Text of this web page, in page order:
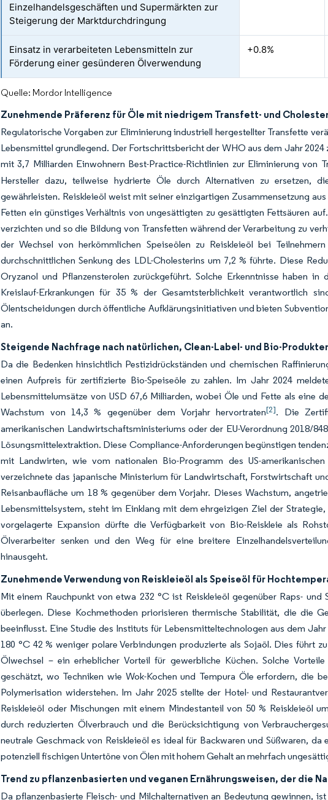
Einzelhandelsgeschäften und Supermärkten zur
Steigerung der Marktdurchdringung
Einsatz in verarbeiteten Lebensmitteln zur
Förderung einer gesünderen Ölverwendung
+0.8%
Quelle: Mordor Intelligence
Zunehmende Präferenz für Öle mit niedrigem Transfett- und
Regulatorische Vorgaben zur Eliminierung industriell hergestellter Transfette
Lebensmittel grundlegend. Der Fortschrittsbericht der WHO aus dem Jahr
mit 3,7 Milliarden Einwohnern Best-Practice-Richtlinien zur Eliminierung von
Hersteller dazu, teilweise hydrierte Öle durch Alternativen zu ersetzen,
gewährleisten. Reiskleieöl weist mit seiner einzigartigen Zusammensetzung
Fetten ein günstiges Verhältnis von ungesättigten zu gesättigten Fettsäuren
verzichten und so die Bildung von Transfetten während der Verarbeitung zu
der Wechsel von herkömmlichen Speiseölen zu Reiskleieöl bei
durchschnittlichen Senkung des LDL-Cholesterins um 7,2 % führte. Diese
Oryzanol und Pflanzensterolen zurückgeführt. Solche Erkenntnisse haben
Kreislauf-Erkrankungen für 35 % der Gesamtsterblichkeit verantwortlich
Ölentscheidungen durch öffentliche Aufklärungsinitiativen und bieten
an.
Steigende Nachfrage nach natürlichen, Clean-Label- und Bio-
Da die Bedenken hinsichtlich Pestizidrückständen und chemischen
einen Aufpreis für zertifizierte Bio-Speiseöle zu zahlen. Im Jahr 2024
Lebensmittelumsätze von USD 67,6 Milliarden, wobei Öle und Fette als eine
Wachstum von 14,3 % gegenüber dem Vorjahr hervortraten[2]. Die
amerikanischen Landwirtschaftsministeriums oder der EU-Verordnung 2018/
Lösungsmittelextraktion. Diese Compliance-Anforderungen begünstigen
mit Landwirten, wie vom nationalen Bio-Programm des US-
verzeichnete das japanische Ministerium für Landwirtschaft, Forstwirtschaft
Reisanbaufläche um 18 % gegenüber dem Vorjahr. Dieses Wachstum,
Lebensmittelsystem, steht im Einklang mit dem ehrgeizigen Ziel der
vorgelagerte Expansion dürfte die Verfügbarkeit von Bio-Reiskleie als
Ölverarbeiter senken und den Weg für eine breitere
hinausgeht.
Zunehmende Verwendung von Reiskleieöl als Speiseöl für
Mit einem Rauchpunkt von etwa 232 °C ist Reiskleieöl gegenüber Raps- und
überlegen. Diese Kochmethoden priorisieren thermische Stabilität, die die
beeinflusst. Eine Studie des Instituts für Lebensmitteltechnologen aus dem
180 °C 42 % weniger polare Verbindungen produzierte als Sojaöl. Dies führt
Ölwechsel – ein erheblicher Vorteil für gewerbliche Küchen. Solche
geschätzt, wo Techniken wie Wok-Kochen und Tempura Öle erfordern, die
Polymerisation widerstehen. Im Jahr 2025 stellte der Hotel- und
Reiskleieöl oder Mischungen mit einem Mindestanteil von 50 % Reiskleieöl
durch reduzierten Ölverbrauch und die Berücksichtigung von
neutrale Geschmack von Reiskleieöl es ideal für Backwaren und Süßwaren,
potenziell fischigen Untertöne von Ölen mit hohem Gehalt an mehrfach
Trend zu pflanzenbasierten und veganen Ernährungsweisen, der die
Da pflanzenbasierte Fleisch- und Milchalternativen an Bedeutung gewinnen,